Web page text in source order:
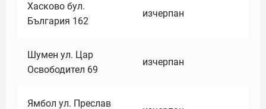
Хасково бул.
България 162
изчерпан
Шумен ул. Цар
Освободител 69
изчерпан
Ямбол ул. Преслав